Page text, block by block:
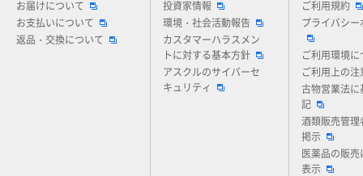
お届けについて
お支払いについて
返品・交換について
投資家情報
環境・社会活動報告
カスタマーハラスメン
トに対する基本方針
アスクルのサイバーセ
キュリティ
ご利用規約
プライバシー
ご利用環境に
ご利用上の注
古物営業法に
記
酒類販売管理
掲示
医薬品の販売
表示